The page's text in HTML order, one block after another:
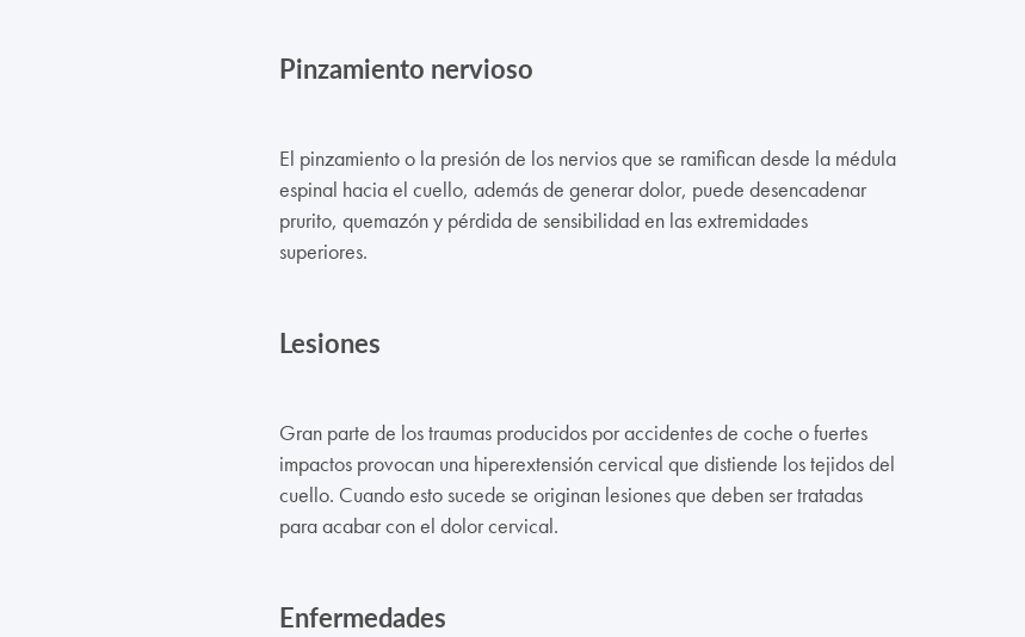
Pinzamiento nervioso
El pinzamiento o la presión de los nervios que se ramifican desde la médula
espinal hacia el cuello, además de generar dolor, puede desencadenar
prurito, quemazón y pérdida de sensibilidad en las extremidades
superiores.
Lesiones
Gran parte de los traumas producidos por accidentes de coche o fuertes
impactos provocan una hiperextensión cervical que distiende los tejidos del
cuello. Cuando esto sucede se originan lesiones que deben ser tratadas
para acabar con el dolor cervical.
Enfermedades